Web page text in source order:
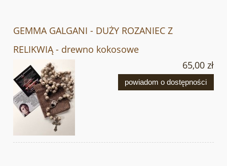
GEMMA GALGANI - DUŻY ROZANIEC Z
RELIKWIĄ - drewno kokosowe
65,00 zł
powiadom o dostępności